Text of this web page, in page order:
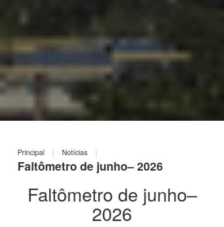
Principal | Notícias |
Faltômetro de junho– 2026
Faltômetro de junho–
2026